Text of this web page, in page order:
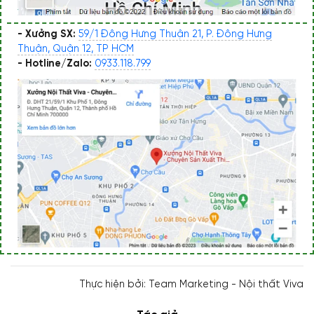
- Xưởng SX: 59/1 Đông Hưng Thuận 21, P. Đông Hưng
Thuận, Quận 12, TP HCM
- Hotline/Zalo: 0933.118.799
Thực hiện bởi: Team Marketing - Nội thất Viva